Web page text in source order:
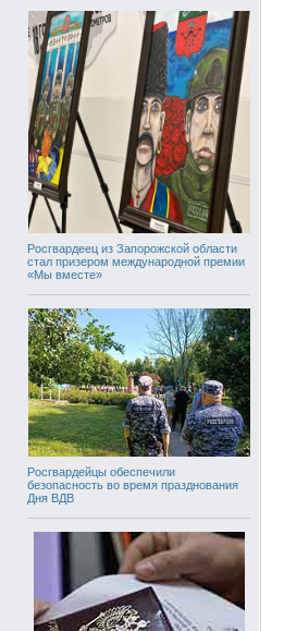
Росгвардеец из Запорожской области
стал призером международной премии
«Мы вместе»
Росгвардейцы обеспечили
безопасность во время празднования
Дня ВДВ